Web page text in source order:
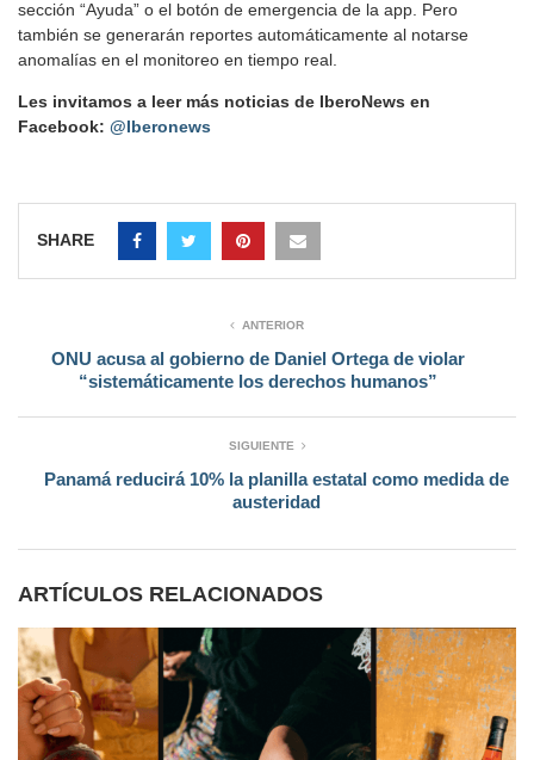
sección “Ayuda” o el botón de emergencia de la app. Pero
también se generarán reportes automáticamente al notarse
anomalías en el monitoreo en tiempo real.
Les invitamos a leer más noticias de IberoNews en
Facebook: @Iberonews
SHARE
ANTERIOR
ONU acusa al gobierno de Daniel Ortega de violar
“sistemáticamente los derechos humanos”
SIGUIENTE
Panamá reducirá 10% la planilla estatal como medida de
austeridad
ARTÍCULOS RELACIONADOS